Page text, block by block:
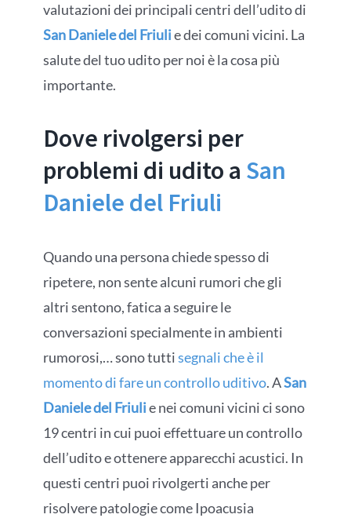
valutazioni dei principali centri dell’udito di
San Daniele del Friulie dei comuni vicini. La
salute del tuo udito per noi è la cosa più
importante.
Dove rivolgersi per
problemi di udito a San
Daniele del Friuli
Quando una persona chiede spesso di
ripetere, non sente alcuni rumori che gli
altri sentono, fatica a seguire le
conversazioni specialmente in ambienti
rumorosi,… sono tuttisegnali che è il
momento di fare un controllo uditivo. ASan
Daniele del Friulie nei comuni vicini ci sono
19 centri in cui puoi effettuare un controllo
dell’udito e ottenere apparecchi acustici. In
questi centri puoi rivolgerti anche per
risolvere patologie come Ipoacusia